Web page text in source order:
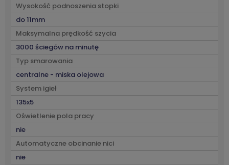
Wysokość podnoszenia stopki
do 11mm
Maksymalna prędkość szycia
3000 ściegów na minutę
Typ smarowania
centralne - miska olejowa
System igieł
135x5
Oświetlenie pola pracy
nie
Automatyczne obcinanie nici
nie